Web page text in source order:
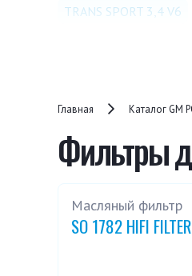
TRANS SPORT 3,4 V6
Главная Каталог GM
Фильтры
Масляный фильтр
SO 1782 HIFI FILTER